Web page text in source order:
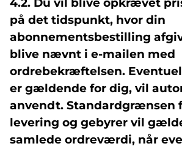
4.2. Du vil blive opkrævet
på det tidspunkt, hvor din
abonnementsbestilling
blive nævnt i e-mailen med
ordrebekræftelsen.
er gældende for dig, vil
anvendt. Standardgrænsen
levering og gebyrer vil
samlede ordreværdi, når